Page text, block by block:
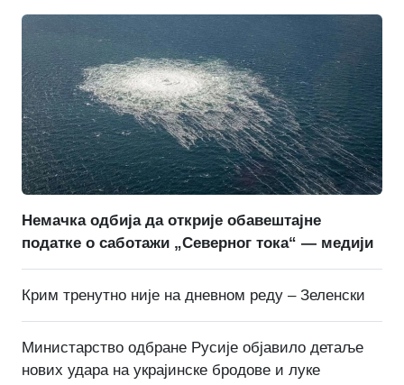
Немачка одбија да открије обавештајне
податке о саботажи „Северног тока“ — медији
Крим тренутно није на дневном реду – Зеленски
Министарство одбране Русије објавило детаље
нових удара на украјинске бродове и луке